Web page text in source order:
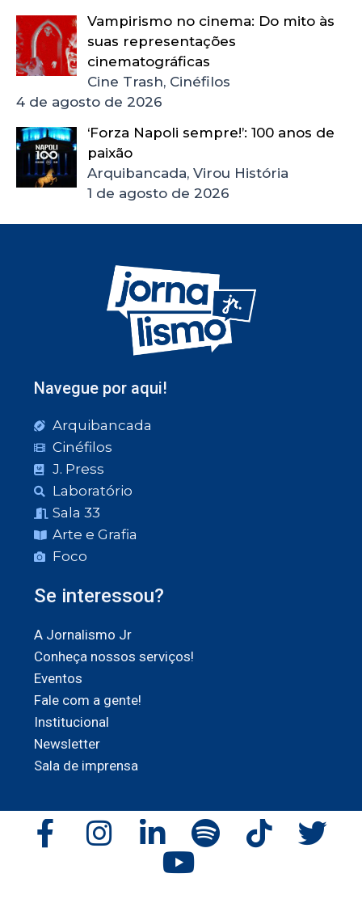
Vampirismo no cinema: Do mito às
suas representações
cinematográficas
Cine Trash, Cinéfilos
4 de agosto de 2026
‘Forza Napoli sempre!’: 100 anos de
paixão
Arquibancada, Virou História
1 de agosto de 2026
Navegue por aqui!
Arquibancada
Cinéfilos
J. Press
Laboratório
Sala 33
Arte e Grafia
Foco
Se interessou?
A Jornalismo Jr
Conheça nossos serviços!
Eventos
Fale com a gente!
Institucional
Newsletter
Sala de imprensa